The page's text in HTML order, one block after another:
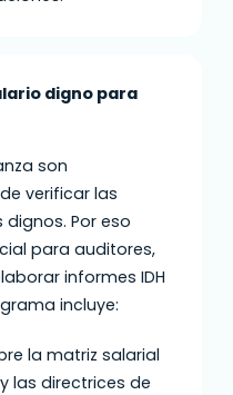
digno para
son
verificar las
Por eso
para auditores,
informes IDH
incluye:
la matriz salarial
las directrices de